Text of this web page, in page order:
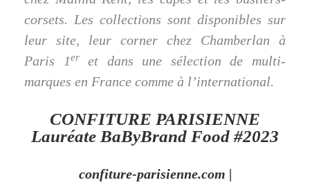
corsets. Les collections sont disponibles sur
leur site, leur corner chez Chamberlan à
Paris 1eret dans une sélection de multi-
marques en France comme à l’international.
CONFITURE PARISIENNE
Lauréate BaByBrand Food #2023
confiture-parisienne.com |